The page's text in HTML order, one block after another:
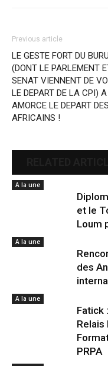
Previous article
LE GESTE FORT DU
(DONT LE PARLEMENT
SENAT VIENNENT DE
LE DEPART DE LA CPI) A
AMORCE LE DEPART DES
AFRICAINS !
A la une
et le
Loum
A la une
des
A la une
Fatick
Relais
PRPA